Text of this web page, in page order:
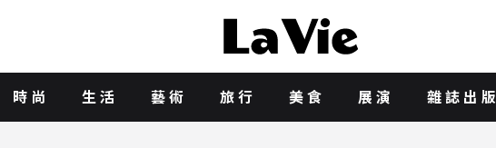
時尚 生活 藝術 旅行 美食 展演 雜誌出版